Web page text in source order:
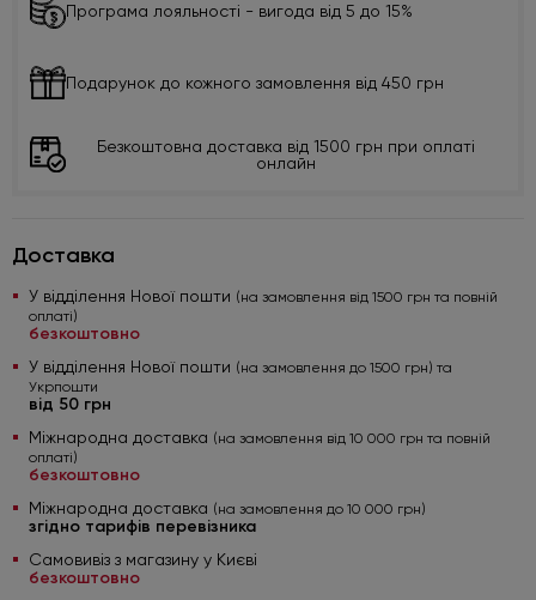
Програма лояльності - вигода від 5 до 15%
Подарунок до кожного замовлення від 450 грн
Безкоштовна доставка від 1500 грн при оплаті
онлайн
Доставка
У відділення Нової пошти (на замовлення від 1500 грн та повній
оплаті)
безкоштовно
У відділення Нової пошти (на замовлення до 1500 грн) та
Укрпошти
від 50 грн
Міжнародна доставка (на замовлення від 10 000 грн та повній
оплаті)
безкоштовно
Міжнародна доставка (на замовлення до 10 000 грн)
згідно тарифів перевізника
Самовивіз з магазину у Києві
безкоштовно